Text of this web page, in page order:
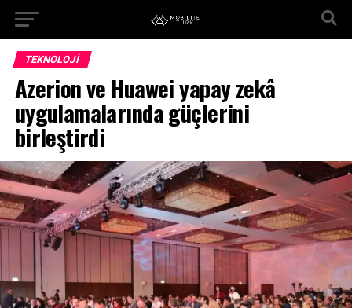
TEKNOLOJI
Azerion ve Huawei yapay zekâ
uygulamalarında güçlerini
birleştirdi